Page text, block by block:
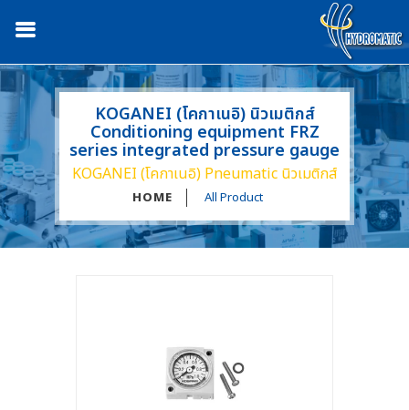
KOGANEI (โคกาเนอิ) นิวเมติกส์
Conditioning equipment FRZ
series integrated pressure gauge
KOGANEI (โคกาเนอิ) Pneumatic นิวเมติกส์
HOME All Product